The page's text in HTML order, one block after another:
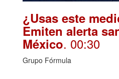
¿Usas este
Emiten alerta
México. 00:30
Grupo Fórmula